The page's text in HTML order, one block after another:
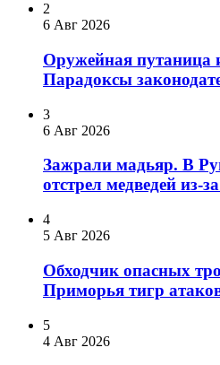
2
6 Авг 2026
Оружейная путаница
Парадоксы
3
6 Авг 2026
Зажрали мадьяр. В
отстрел медведей из-
4
5 Авг 2026
Обходчик опасных
Приморья тигр
5
4 Авг 2026